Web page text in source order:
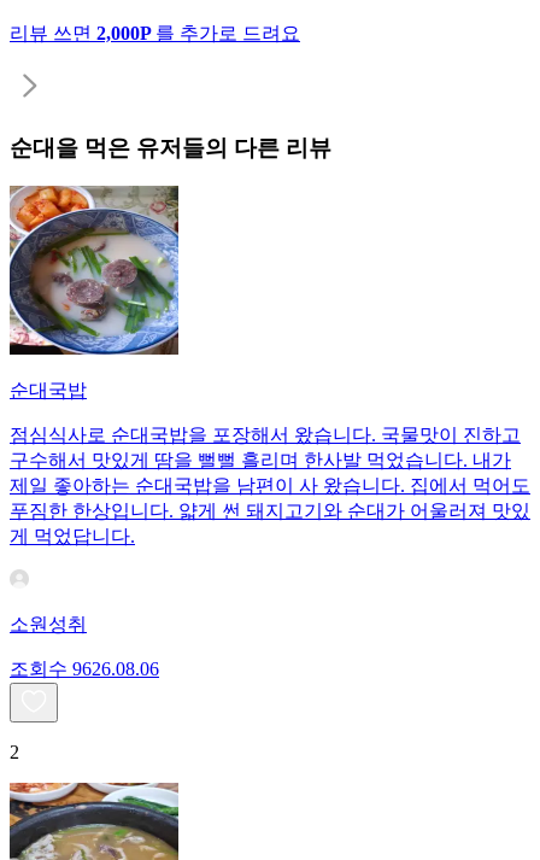
리뷰 쓰면 2,000P 를 추가로 드려요
순대 을 먹은 유저들의 다른 리뷰
순대국밥
점심식사로 순대국밥을 포장해서 왔습니다. 국물맛이 진하고
구수해서 맛있게 땀을 뻘뻘 흘리며 한사발 먹었습니다. 내가
제일 좋아하는 순대국밥을 남편이 사 왔습니다. 집에서 먹어도
푸짐한 한상입니다. 얇게 썬 돼지고기와 순대가 어울러져 맛있
게 먹었답니다.
소원성취
조회수 9626.08.06
2